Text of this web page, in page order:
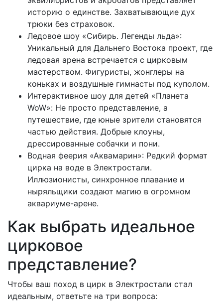
историю о единстве. Захватывающие дух
трюки без страховок.
Ледовое шоу «Сибирь. Легенды льда»:
Уникальный для Дальнего Востока проект, где
ледовая арена встречается с цирковым
мастерством. Фигуристы, жонглеры на
коньках и воздушные гимнасты под куполом.
Интерактивное шоу для детей «Планета
WoW»: Не просто представление, а
путешествие, где юные зрители становятся
частью действия. Добрые клоуны,
дрессированные собачки и пони.
Водная феерия «Аквамарин»: Редкий формат
цирка на воде в Электростали.
Иллюзионисты, синхронное плавание и
ныряльщики создают магию в огромном
аквариуме-арене.
Как выбрать идеальное
цирковое
представление?
Чтобы ваш поход в цирк в Электростали стал
идеальным, ответьте на три вопроса: